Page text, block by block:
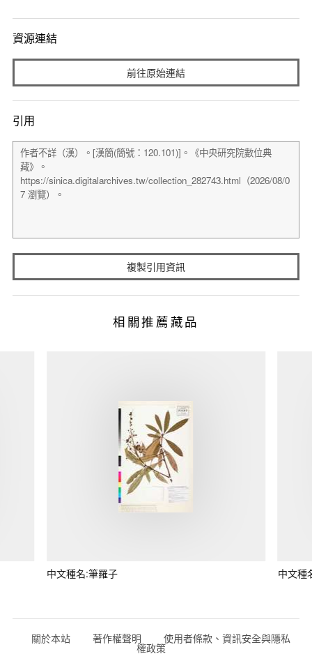
資源連結
前往原始連結
引用
複製引用資訊
相關推薦藏品
中文種名:筆羅子 中文種
關於本站 著作權聲明 使用者條款、資訊安全與隱私
權政策